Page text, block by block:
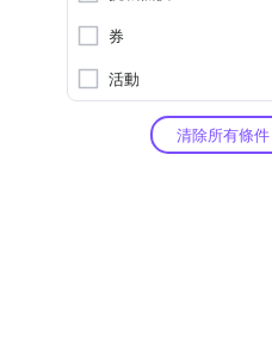
券
活動
清除所有條件